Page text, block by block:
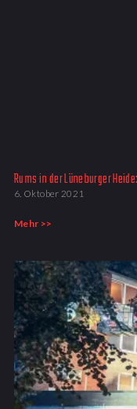
Rums in der Lüneburger
6. Oktober 2021
Mehr >>